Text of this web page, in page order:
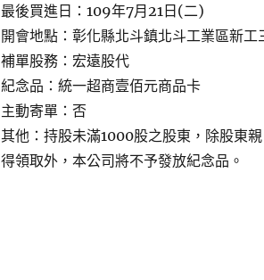
最後買進日：109年7月21日(二)
開會地點：彰化縣北斗鎮北斗工業區新
補單股務：宏遠股代
紀念品：統一超商壹佰元商品卡
主動寄單：否
其他：持股未滿1000股之股東，除股東
得領取外，本公司將不予發放紀念品。